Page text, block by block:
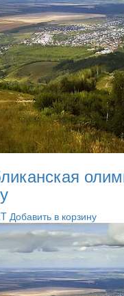
Добавить в корзину